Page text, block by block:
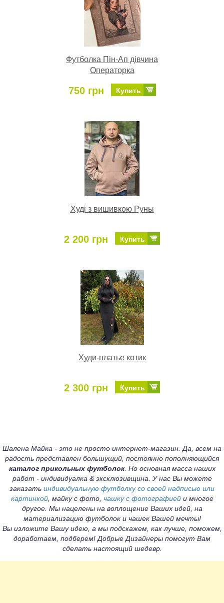
Футболка Пін-Ап дівчина
Операторка
750 грн Купить
Худі з вишивкою Руны
2 200 грн Купить
Худи-платье котик
2 300 грн Купить
Шалена Майка - это не просто интернет-магазин. Да, всем на
радость представлен большущий, постоянно пополняющийся
каталог прикольных футболок. Но основная масса наших
работ - индивидуалка & эксклюзивщина. У нас Вы можете
заказать индивидуальную футболку со своей надписью или
картинкой, майку с фото, чашку с фотографиейи многое
другое. Мы нацелены на воплощение Ваших идей, на
материализацию футболок и чашек Вашей мечты!
Вы изложите Вашу идею, а мы подскажем, как лучше, поможем,
доработаем, подберем! Добрые Дизайнеры помогут Вам
сделать настоящий шедевр.